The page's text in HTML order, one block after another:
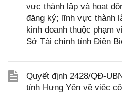
vực thành lập và hoạt
đăng ký; lĩnh vực thành
kinh doanh thuộc phạm
Sở Tài chính tỉnh Điện
Quyết định 2428/QĐ-
tỉnh Hưng Yên về việc